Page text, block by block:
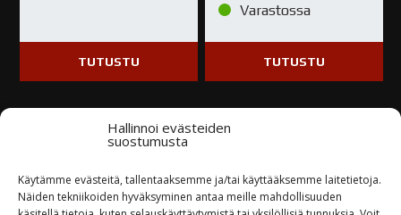
Hallinnoi evästeiden
suostumusta
Käytämme evästeitä, tallentaaksemme ja/tai käyttääksemme laitetietoja.
Näiden tekniikoiden hyväksyminen antaa meille mahdollisuuden
TUTUSTU
Varastossa
TUTUSTU
Kysy tuotteesta / ota yhteyttä